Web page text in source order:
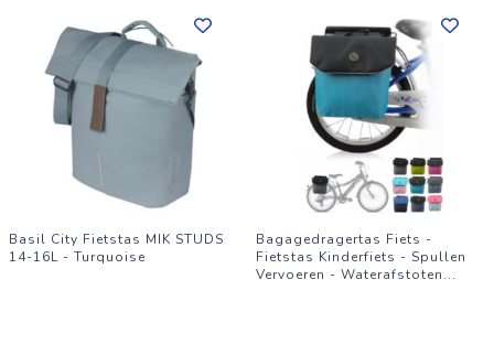
Basil City Fietstas MIK STUDS
14-16L - Turquoise
Bagagedragertas Fiets -
Fietstas Kinderfiets - Spullen
Vervoeren - Waterafstoten...